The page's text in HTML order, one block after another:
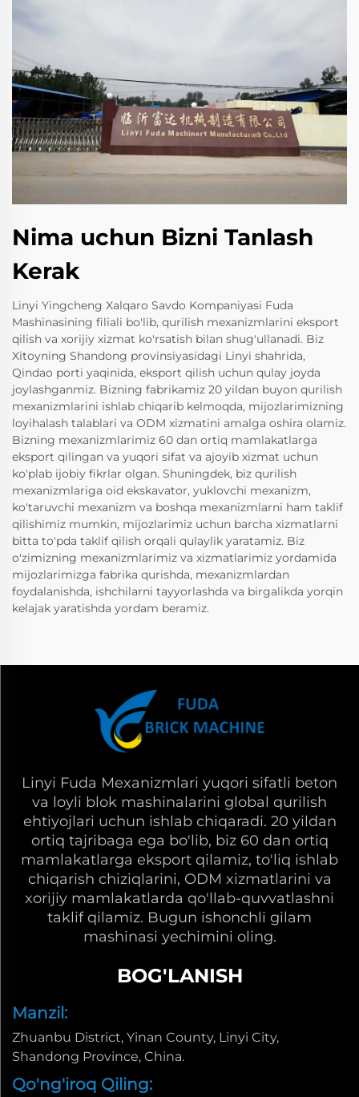
Nima uchun Bizni Tanlash
Kerak
Linyi Yingcheng Xalqaro Savdo Kompaniyasi Fuda
Mashinasining filiali bo'lib, qurilish mexanizmlarini eksport
qilish va xorijiy xizmat ko'rsatish bilan shug'ullanadi. Biz
Xitoyning Shandong provinsiyasidagi Linyi shahrida,
Qindao porti yaqinida, eksport qilish uchun qulay joyda
joylashganmiz. Bizning fabrikamiz 20 yildan buyon qurilish
mexanizmlarini ishlab chiqarib kelmoqda, mijozlarimizning
loyihalash talablari va ODM xizmatini amalga oshira olamiz.
Bizning mexanizmlarimiz 60 dan ortiq mamlakatlarga
eksport qilingan va yuqori sifat va ajoyib xizmat uchun
ko'plab ijobiy fikrlar olgan. Shuningdek, biz qurilish
mexanizmlariga oid ekskavator, yuklovchi mexanizm,
ko'taruvchi mexanizm va boshqa mexanizmlarni ham taklif
qilishimiz mumkin, mijozlarimiz uchun barcha xizmatlarni
bitta to'pda taklif qilish orqali qulaylik yaratamiz. Biz
o'zimizning mexanizmlarimiz va xizmatlarimiz yordamida
mijozlarimizga fabrika qurishda, mexanizmlardan
foydalanishda, ishchilarni tayyorlashda va birgalikda yorqin
kelajak yaratishda yordam beramiz.
Linyi Fuda Mexanizmlari yuqori sifatli beton
va loyli blok mashinalarini global qurilish
ehtiyojlari uchun ishlab chiqaradi. 20 yildan
ortiq tajribaga ega bo'lib, biz 60 dan ortiq
mamlakatlarga eksport qilamiz, to'liq ishlab
chiqarish chiziqlarini, ODM xizmatlarini va
xorijiy mamlakatlarda qo'llab-quvvatlashni
taklif qilamiz. Bugun ishonchli gilam
mashinasi yechimini oling.
BOG'LANISH
Manzil:
Zhuanbu District, Yinan County, Linyi City,
Shandong Province, China.
Qo'ng'iroq Qiling: